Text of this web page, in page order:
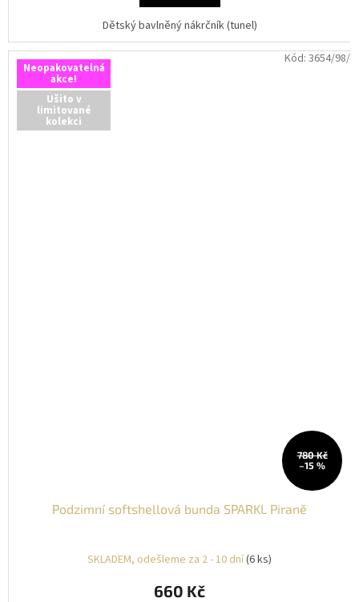
Dětský bavlněný nákrčník (tunel)
Neopakovatelná
akce!
Ušito v
limitované
kolekci
780 Kč
–15 %
Podzimní softshellová bunda SPARKL Piraně
SKLADEM, odešleme za 2 - 10 dní(6 ks)
660 Kč
Kód: 3654/98/